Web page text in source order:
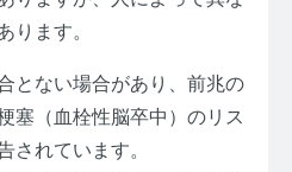
ります。
とない場合があり、前兆の
塞（血栓性脳卒中）のリス
されています。